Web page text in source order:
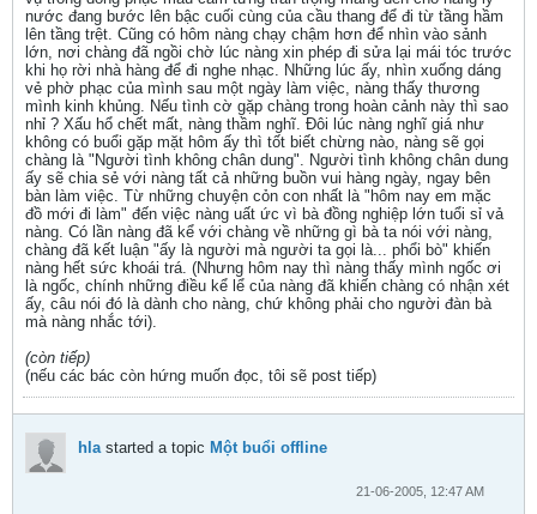
nước đang bước lên bậc cuối cùng của cầu thang để đi từ tầng hầm
lên tầng trệt. Cũng có hôm nàng chạy chậm hơn để nhìn vào sảnh
lớn, nơi chàng đã ngồi chờ lúc nàng xin phép đi sửa lại mái tóc trước
khi họ rời nhà hàng để đi nghe nhạc. Những lúc ấy, nhìn xuống dáng
vẻ phờ phạc của mình sau một ngày làm việc, nàng thấy thương
mình kinh khủng. Nếu tình cờ gặp chàng trong hoàn cảnh này thì sao
nhỉ ? Xấu hổ chết mất, nàng thầm nghĩ. Đôi lúc nàng nghĩ giá như
không có buổi gặp mặt hôm ấy thì tốt biết chừng nào, nàng sẽ gọi
chàng là "Người tình không chân dung". Người tình không chân dung
ấy sẽ chia sẻ với nàng tất cả những buồn vui hàng ngày, ngay bên
bàn làm việc. Từ những chuyện cỏn con nhất là "hôm nay em mặc
đồ mới đi làm" đến việc nàng uất ức vì bà đồng nghiệp lớn tuổi sỉ vả
nàng. Có lần nàng đã kể với chàng về những gì bà ta nói với nàng,
chàng đã kết luận "ấy là người mà người ta gọi là... phổi bò" khiến
nàng hết sức khoái trá. (Nhưng hôm nay thì nàng thấy mình ngốc ơi
là ngốc, chính những điều kể lể của nàng đã khiến chàng có nhận xét
ấy, câu nói đó là dành cho nàng, chứ không phải cho người đàn bà
mà nàng nhắc tới).
(còn tiếp)
(nếu các bác còn hứng muốn đọc, tôi sẽ post tiếp)
hlastarted a topic Một buổi offline
21-06-2005, 12:47 AM